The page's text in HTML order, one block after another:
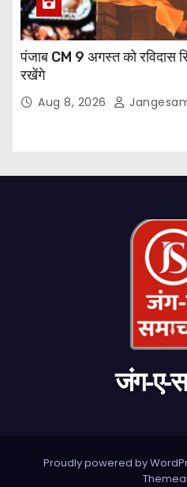
पंजाब CM 9 अगस्त को रविदास
रखेंगे
Aug 8, 2026
जंग-ए-
Proudly powered by